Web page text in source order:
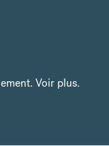
Voir plus.